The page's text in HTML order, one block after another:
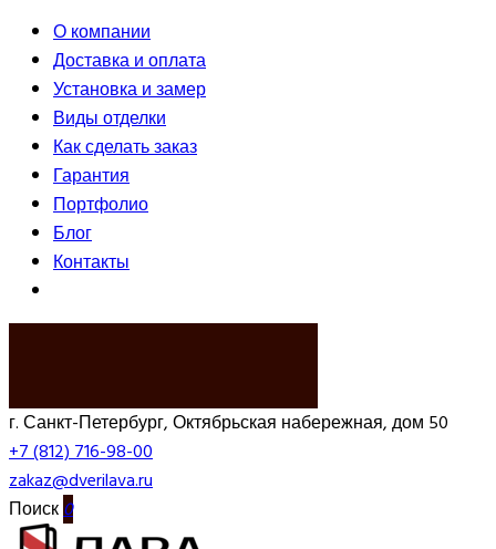
О компании
Доставка и оплата
Установка и замер
Виды отделки
Как сделать заказ
Гарантия
Портфолио
Блог
Контакты
г. Санкт-Петербург, Октябрьская набережная, дом 50
+7 (812) 716-98-00
zakaz@dverilava.ru
Поиск0